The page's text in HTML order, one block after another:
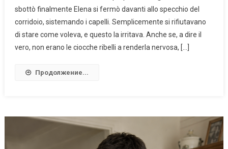
sbottò finalmente Elena si fermò davanti allo specchio del
corridoio, sistemando i capelli. Semplicemente si rifiutavano
di stare come voleva, e questo la irritava. Anche se, a dire il
vero, non erano le ciocche ribelli a renderla nervosa, […]
Продолжение...